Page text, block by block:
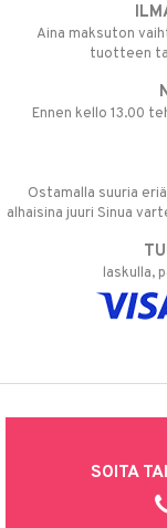
Aina maksuton
tuotteen
Ennen kello 13.00
Ostamalla suuria
alhaisina juuri Sinua
laskulla,
SOITA